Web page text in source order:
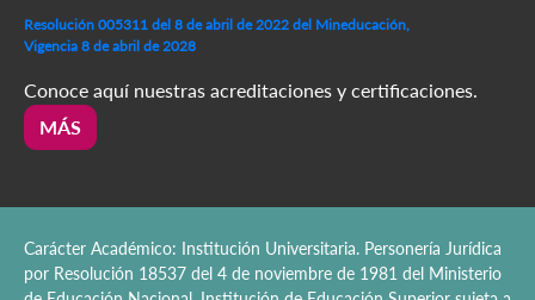
Resolución 005311 del 8 de abril de 2022 del Mineducación,
Vigencia 8 de abril de 2028
Conoce aquí nuestras acreditaciones y certificaciones.
MÁS
Carácter Académico: Institución Universitaria. Personería Jurídica
por Resolución 18537 del 4 de noviembre de 1981 del Ministerio